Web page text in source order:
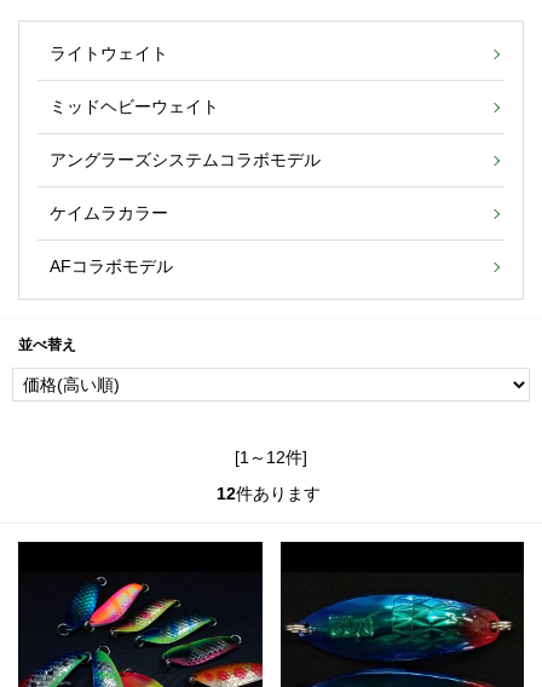
ライトウェイト
ミッドヘビーウェイト
アングラーズシステムコラボモデル
ケイムラカラー
AFコラボモデル
並べ替え
[1～12件]
12件あります